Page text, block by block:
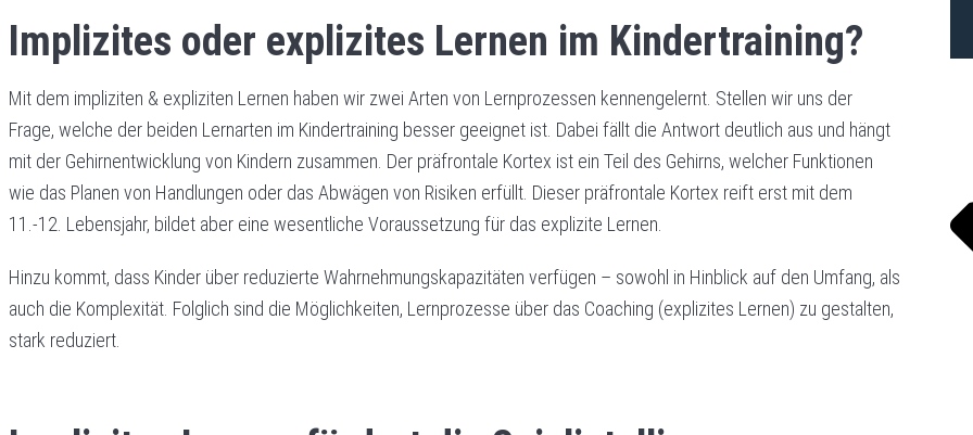
Implizites oder explizites Lernen im Kindertraining?
Mit dem impliziten & expliziten Lernen haben wir zwei Arten von Lernprozessen kennengelernt. Stellen wir uns der
Frage, welche der beiden Lernarten im Kindertraining besser geeignet ist. Dabei fällt die Antwort deutlich aus und hängt
mit der Gehirnentwicklung von Kindern zusammen. Der präfrontale Kortex ist ein Teil des Gehirns, welcher Funktionen
wie das Planen von Handlungen oder das Abwägen von Risiken erfüllt. Dieser präfrontale Kortex reift erst mit dem
11.-12. Lebensjahr, bildet aber eine wesentliche Voraussetzung für das explizite Lernen.
Hinzu kommt, dass Kinder über reduzierte Wahrnehmungskapazitäten verfügen – sowohl in Hinblick auf den Umfang, als
auch die Komplexität. Folglich sind die Möglichkeiten, Lernprozesse über das Coaching (explizites Lernen) zu gestalten,
stark reduziert.